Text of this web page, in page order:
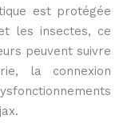
est protégée
les insectes, ce
peuvent suivre
la connexion